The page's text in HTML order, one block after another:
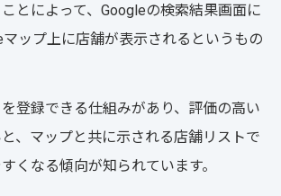
とによって、Googleの検索結果画面に
ップ上に店舗が表示されるというもの
登録できる仕組みがあり、評価の高い
、マップと共に示される店舗リストで
くなる傾向が知られています。